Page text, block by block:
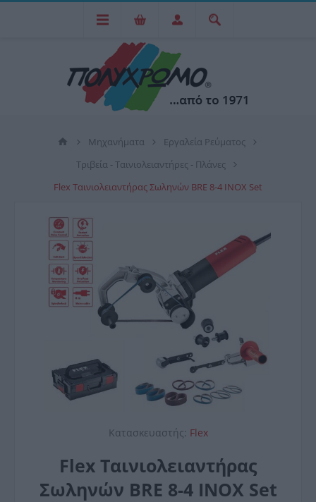
Μηχανήματα
Εργαλεία Ρεύματος
Τριβεία - Ταινιολειαντήρες - Πλάνες
Flex Ταινιολειαντήρας Σωληνών BRE 8-4 INOX Set
Κατασκευαστής: Flex
Flex Ταινιολειαντήρας
Σωληνών BRE 8-4 INOX Set